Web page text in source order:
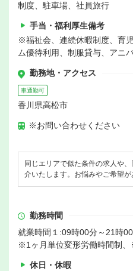
制度、駐車場、社員旅行
手当・福利厚生備考
※福祉会、連続休暇制度、育
ム優待利用、制服貸与、アニ
勤務地・アクセス
車通勤可
香川県高松市
※お問い合わせください
同じエリアで似た条件の求人や
介いたします。お悩みやご希望
勤務時間
就業時間１:09時00分～21時00
※1ヶ月単位変形労働時間制
休日・休暇